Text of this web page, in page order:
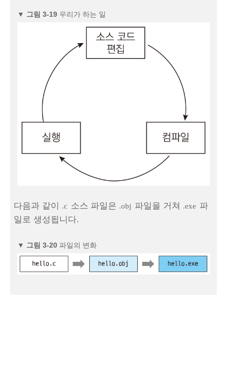
▼ 그림 3‑19 우리가 하는 일
다음과 같이 .c 소스 파일은 .obj 파일을 거쳐 .exe 파
일로 생성됩니다.
▼ 그림 3‑20 파일의 변화